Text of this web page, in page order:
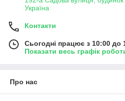
Україна
Контакти
Сьогодні працює з 10:00 до
Показати весь графік
Про нас